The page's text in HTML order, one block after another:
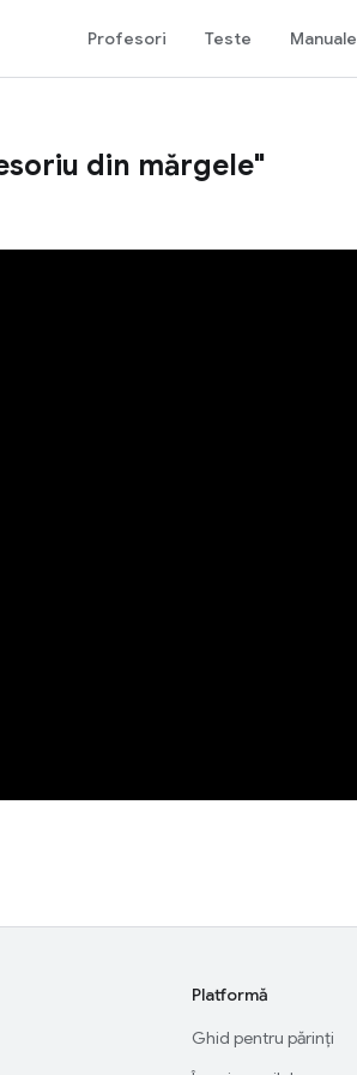
Profesori Teste Manuale
din mărgele"
Platformă
Ghid pentru părinți